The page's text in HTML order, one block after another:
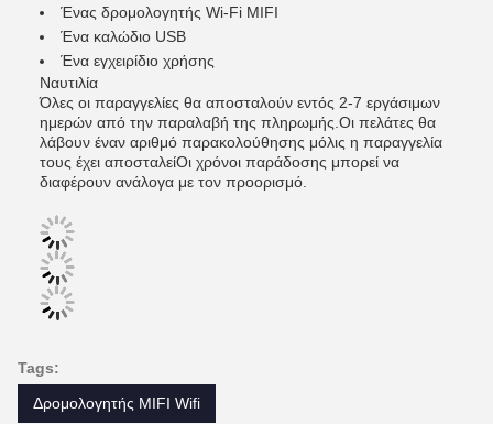
Ένας δρομολογητής Wi-Fi MIFI
Ένα καλώδιο USB
Ένα εγχειρίδιο χρήσης
Ναυτιλία
Όλες οι παραγγελίες θα αποσταλούν εντός 2-7 εργάσιμων
ημερών από την παραλαβή της πληρωμής.Οι πελάτες θα
λάβουν έναν αριθμό παρακολούθησης μόλις η παραγγελία
τους έχει αποσταλείΟι χρόνοι παράδοσης μπορεί να
διαφέρουν ανάλογα με τον προορισμό.
Tags:
Δρομολογητής MIFI Wifi